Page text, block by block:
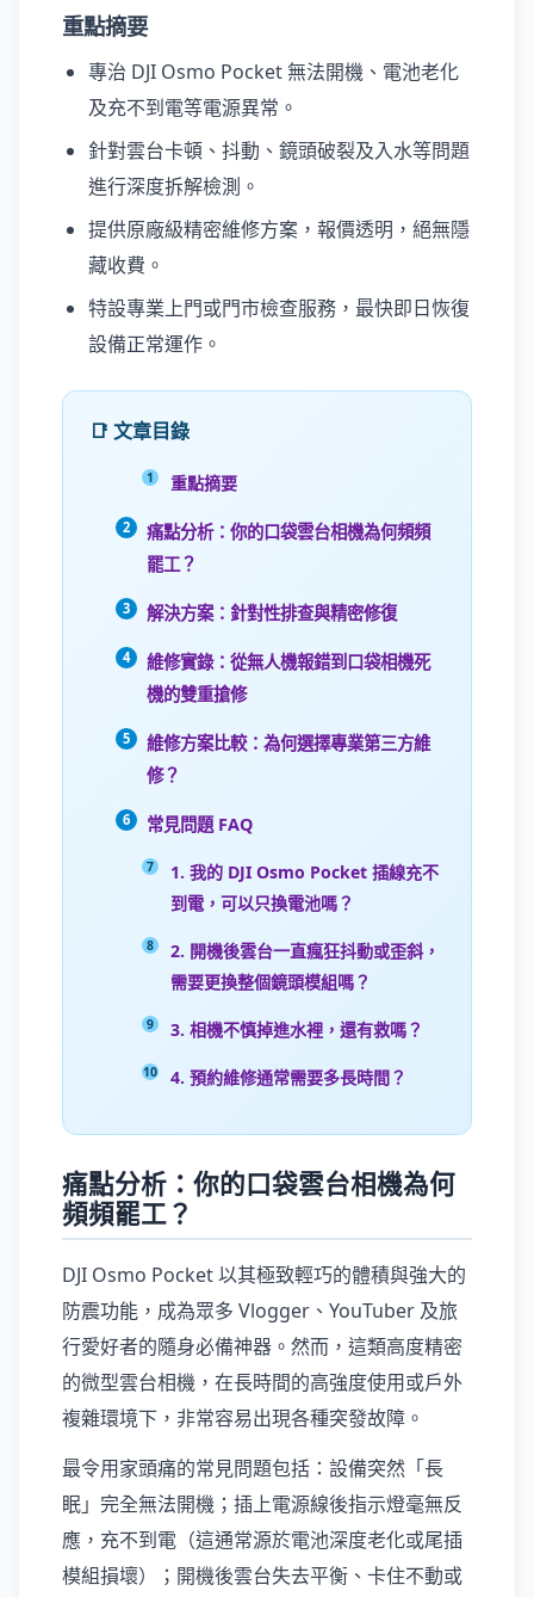
重點摘要
專治 DJI Osmo Pocket 無法開機、電池老化
及充不到電等電源異常。
針對雲台卡頓、抖動、鏡頭破裂及入水等問題
進行深度拆解檢測。
提供原廠級精密維修方案，報價透明，絕無隱
藏收費。
特設專業上門或門市檢查服務，最快即日恢復
設備正常運作。
📑 文章目錄
重點摘要
痛點分析：你的口袋雲台相機為何頻頻
罷工？
解決方案：針對性排查與精密修復
維修實錄：從無人機報錯到口袋相機死
機的雙重搶修
維修方案比較：為何選擇專業第三方維
修？
常見問題 FAQ
1. 我的 DJI Osmo Pocket 插線充不
到電，可以只換電池嗎？
2. 開機後雲台一直瘋狂抖動或歪斜，
需要更換整個鏡頭模組嗎？
3. 相機不慎掉進水裡，還有救嗎？
4. 預約維修通常需要多長時間？
痛點分析：你的口袋雲台相機為何
頻頻罷工？
DJI Osmo Pocket 以其極致輕巧的體積與強大的
防震功能，成為眾多 Vlogger、YouTuber 及旅
行愛好者的隨身必備神器。然而，這類高度精密
的微型雲台相機，在長時間的高強度使用或戶外
複雜環境下，非常容易出現各種突發故障。
最令用家頭痛的常見問題包括：設備突然「長
眠」完全無法開機；插上電源線後指示燈毫無反
應，充不到電（這通常源於電池深度老化或尾插
模組損壞）；開機後雲台失去平衡、卡住不動或